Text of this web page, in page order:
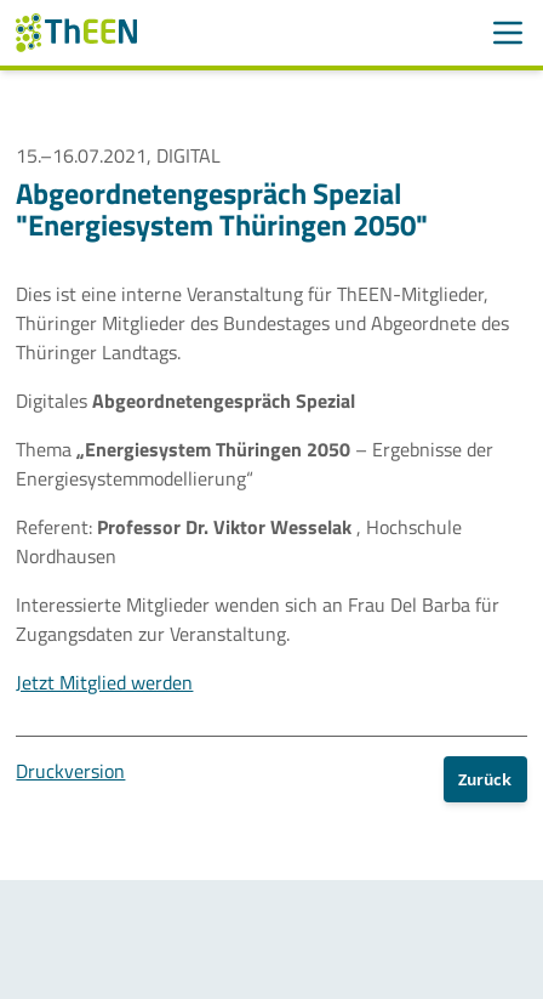
Navigation überspringen
ThEEN
Services
Mitglieder
Aktivitäten
Veranstaltungen
Aktuelle Termine
Thüringer Wärmetagung 2026
Auftaktveranstaltung Stakeholderprozess
ThEEN-Innovationsdialog
ThEEN-Talk
15.–16.07.2021, DIGITAL
Abgeordnetengespräch Spezial
"Energiesystem Thüringen 2050"
Dies ist eine interne Veranstaltung für ThEEN-Mitglieder,
Thüringer Mitglieder des Bundestages und Abgeordnete des
Thüringer Landtags.
DigitalesAbgeordnetengespräch Spezial
Thema„Energiesystem Thüringen 2050 – Ergebnisse der
Energiesystemmodellierung“
Referent: Professor Dr. Viktor Wesselak, Hochschule
Nordhausen
Interessierte Mitglieder wenden sich an Frau Del Barba für
Zugangsdaten zur Veranstaltung.
Jetzt Mitglied werden
Druckversion Zurück